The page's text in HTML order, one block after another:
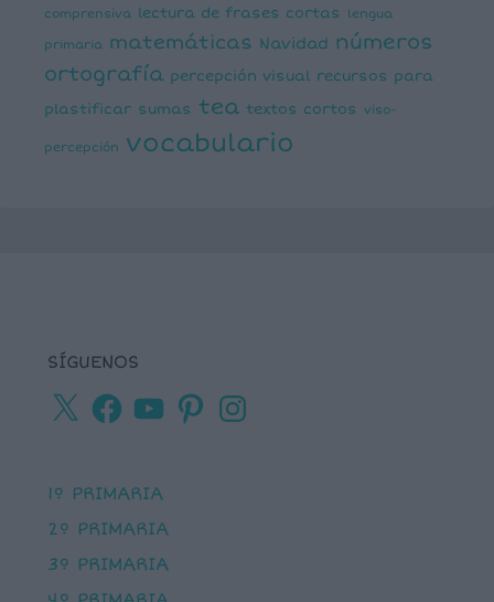
comprensiva lectura de frases cortas lengua
primaria matemáticas Navidad números
ortografía percepción visual recursos para
plastificar sumas tea textos cortos viso-
percepción vocabulario
SÍGUENOS
X
Facebook
YouTubePinterestInstagram
1º PRIMARIA
2º PRIMARIA
3º PRIMARIA